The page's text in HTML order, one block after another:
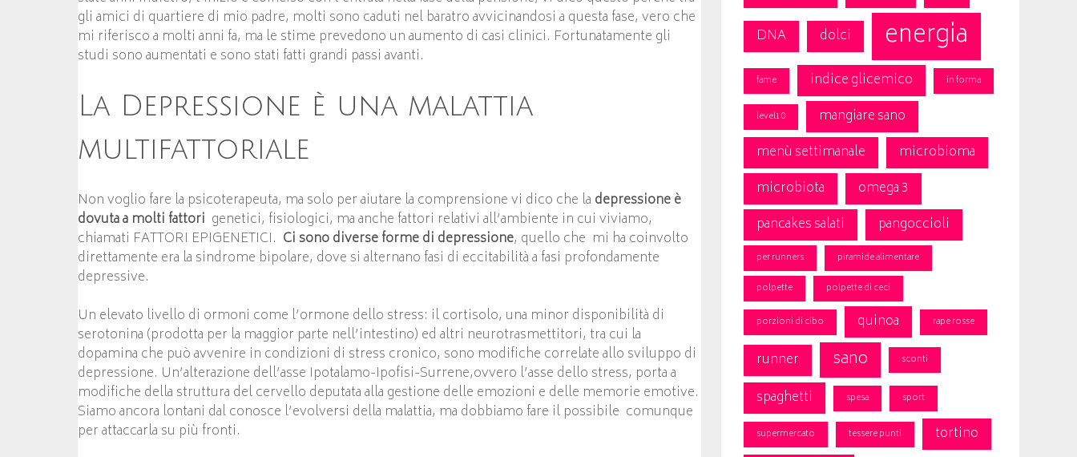
gli amici di quartiere di mio padre, molti sono caduti nel baratro avvicinandosi a questa fase, vero che
mi riferisco a molti anni fa, ma le stime prevedono un aumento di casi clinici. Fortunatamente gli
studi sono aumentati e sono stati fatti grandi passi avanti.
La Depressione è una malattia
multifattoriale
Non voglio fare la psicoterapeuta, ma solo per aiutare la comprensione vi dico che la depressione è
dovuta a molti fattori genetici, fisiologici, ma anche fattori relativi all’ambiente in cui viviamo,
chiamati FATTORI EPIGENETICI. Ci sono diverse forme di depressione, quello che mi ha coinvolto
direttamente era la sindrome bipolare, dove si alternano fasi di eccitabilità a fasi profondamente
depressive.
Un elevato livello di ormoni come l’ormone dello stress: il cortisolo, una minor disponibilità di
serotonina (prodotta per la maggior parte nell’intestino) ed altri neurotrasmettitori, tra cui la
dopamina che può avvenire in condizioni di stress cronico, sono modifiche correlate allo sviluppo di
depressione. Un’alterazione dell’asse Ipotalamo-Ipofisi-Surrene,ovvero l’asse dello stress, porta a
modifiche della struttura del cervello deputata alla gestione delle emozioni e delle memorie emotive.
Siamo ancora lontani dal conosce l’evolversi della malattia, ma dobbiamo fare il possibile comunque
per attaccarla su più fronti.
DNA dolci energia
fame indice glicemico in forma
level10
mangiare sano
menù settimanale
microbioma
microbiota
omega 3
pancakes salati
pangoccioli
per runners
piramide alimentare
polpette
polpette di ceci
porzioni di cibo quinoa rape rosse
runner sano sconti
spaghetti spesa sport
supermercato tessere punti tortino